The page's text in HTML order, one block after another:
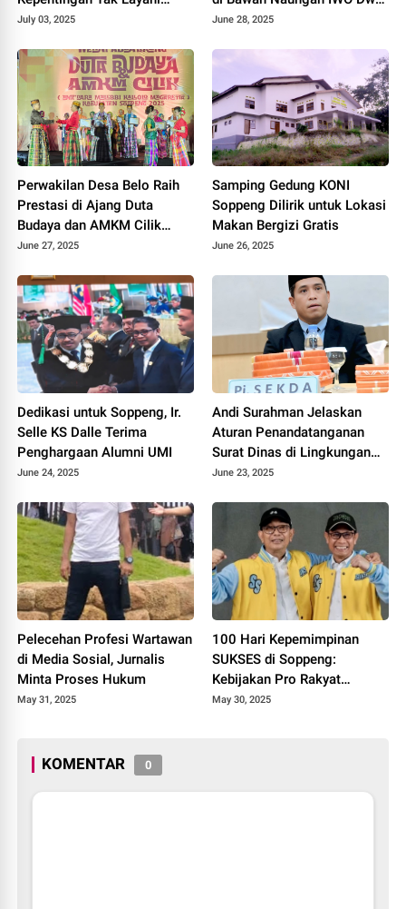
Oknum Mengatasnamakan
July 03, 2025
Cristianto
June 28, 2025
Perwakilan Desa Belo Raih
Prestasi di Ajang Duta
Budaya dan AMKM Cilik
Kabupaten Soppeng 2025
June 27, 2025
Samping Gedung KONI
Soppeng Dilirik untuk Lokasi
Makan Bergizi Gratis
June 26, 2025
Dedikasi untuk Soppeng, Ir.
Selle KS Dalle Terima
Penghargaan Alumni UMI
June 24, 2025
Andi Surahman Jelaskan
Aturan Penandatanganan
Surat Dinas di Lingkungan
Pemkab Soppeng
June 23, 2025
Pelecehan Profesi Wartawan
di Media Sosial, Jurnalis
Minta Proses Hukum
May 31, 2025
100 Hari Kepemimpinan
SUKSES di Soppeng:
Kebijakan Pro Rakyat
Digenjot
May 30, 2025
KOMENTAR 0